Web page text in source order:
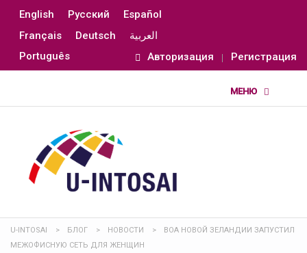
English Русский
Español
Français
Deutsch
العربية
Português
Авторизация Регистрация
U-INTOSAI > БЛОГ > НОВОСТИ >
ВОА НОВОЙ ЗЕЛАНДИИ ЗАПУСТИЛ
МЕЖОФИСНУЮ СЕТЬ ДЛЯ ЖЕНЩИН